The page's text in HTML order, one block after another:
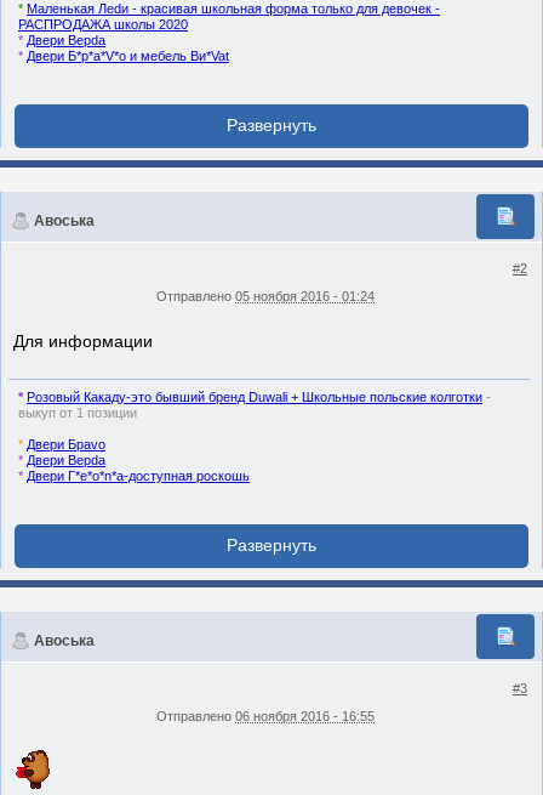
* Маленькая Лedи - красивая школьная форма только для девочек -
РАСПРОДАЖА школы 2020
* Двери Верdа
* Двери Б*р*а*V*o и мебель Ви*Vat
Авоська
#2
Отправлено 05 ноября 2016 - 01:24
Для информации
* Розовый Какаду-это бывший бренд Duwali + Школьные польские колготки -
выкуп от 1 позиции
* Двери Браvo
* Двери Верdа
* Двери Г*е*о*n*a-доступная роскошь
Авоська
#3
Отправлено 06 ноября 2016 - 16:55